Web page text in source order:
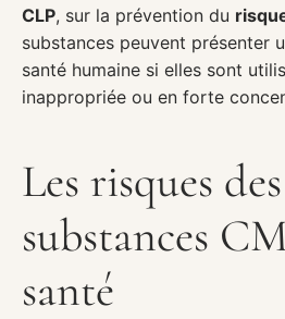
CLP, sur la prévention du
substances peuvent présenter
santé humaine si elles sont
inappropriée ou en forte
Les risques des
substances
santé